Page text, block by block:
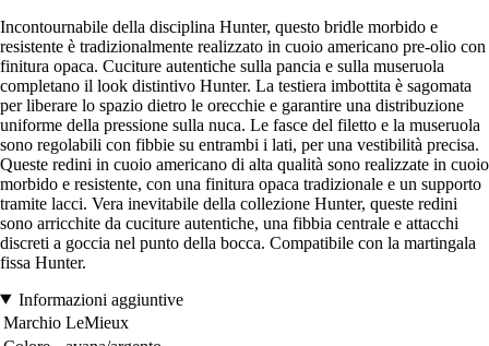
Incontournabile della disciplina Hunter, questo bridle morbido e
resistente è tradizionalmente realizzato in cuoio americano pre-olio con
finitura opaca. Cuciture autentiche sulla pancia e sulla museruola
completano il look distintivo Hunter. La testiera imbottita è sagomata
per liberare lo spazio dietro le orecchie e garantire una distribuzione
uniforme della pressione sulla nuca. Le fasce del filetto e la museruola
sono regolabili con fibbie su entrambi i lati, per una vestibilità precisa.
Queste redini in cuoio americano di alta qualità sono realizzate in cuoio
morbido e resistente, con una finitura opaca tradizionale e un supporto
tramite lacci. Vera inevitabile della collezione Hunter, queste redini
sono arricchite da cuciture autentiche, una fibbia centrale e attacchi
discreti a goccia nel punto della bocca. Compatibile con la martingala
fissa Hunter.
Informazioni aggiuntive
Marchio LeMieux